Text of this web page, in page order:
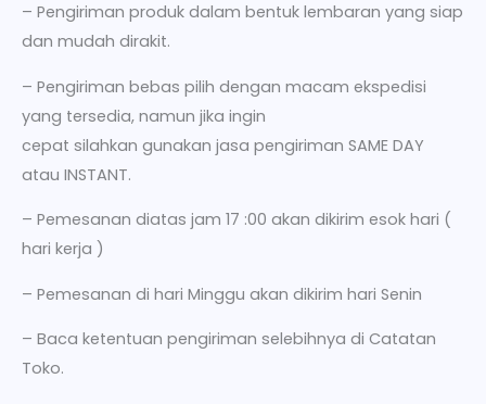
– Pengiriman produk dalam bentuk lembaran yang siap
dan mudah dirakit.
– Pengiriman bebas pilih dengan macam ekspedisi
yang tersedia, namun jika ingin
cepat silahkan gunakan jasa pengiriman SAME DAY
atau INSTANT.
– Pemesanan diatas jam 17 :00 akan dikirim esok hari (
hari kerja )
– Pemesanan di hari Minggu akan dikirim hari Senin
– Baca ketentuan pengiriman selebihnya di Catatan
Toko.